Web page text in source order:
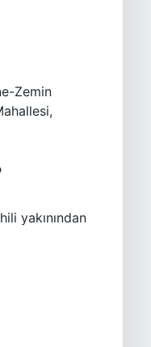
Zemin
yakınından